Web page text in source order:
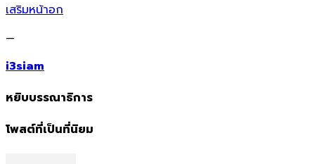
เสริมหน้าอก
—
i3siam
หยิบบรรณาธิการ
โพสต์ที่เป็นที่นิยม